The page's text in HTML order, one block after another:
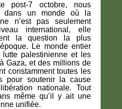
post-7 octobre, nous
dans un monde où la
n’est pas seulement
international, elle
la question la plus
Le monde entier
palestinienne et les
Gaza, et des millions de
constamment toutes les
pour soutenir la cause
nationale. Tout
même qu’il y ait une
unifiée.